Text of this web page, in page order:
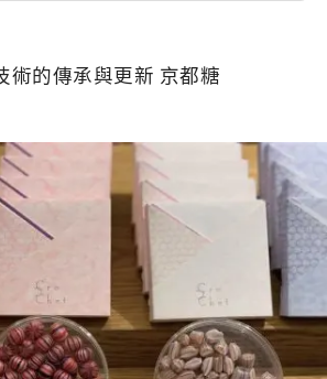
術的傳承與更新 京都糖